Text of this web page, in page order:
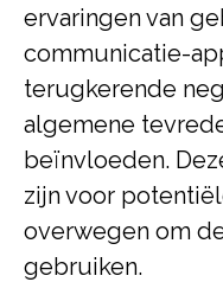
ervaringen van
communicatie-
terugkerende
algemene
beïnvloeden.
zijn voor
overwegen om
gebruiken.